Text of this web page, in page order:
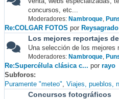
concursos, etc...
Moderadores: Nambroque,
Re:COLGAR FOTOS por Reysagrado
Los mejores reportajes
Una selección de los mejores
Moderadores: Nambroque,
Re:Supercélula clásica c... por rayo
Subforos
Puramente "meteo" Viajes, pueblos,
Concursos fotográficos